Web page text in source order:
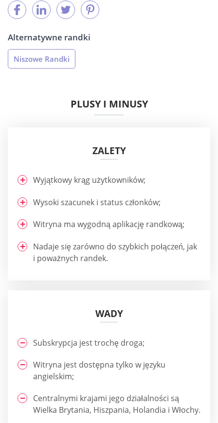
Alternatywne randki
Niszowe Randki
PLUSY I MINUSY
ZALETY
Wyjątkowy krąg użytkowników;
Wysoki szacunek i status członków;
Witryna ma wygodną aplikację randkową;
Nadaje się zarówno do szybkich połączeń, jak
i poważnych randek.
WADY
Subskrypcja jest trochę droga;
Witryna jest dostępna tylko w języku
angielskim;
Centralnymi krajami jego działalności są
Wielka Brytania, Hiszpania, Holandia i Włochy.